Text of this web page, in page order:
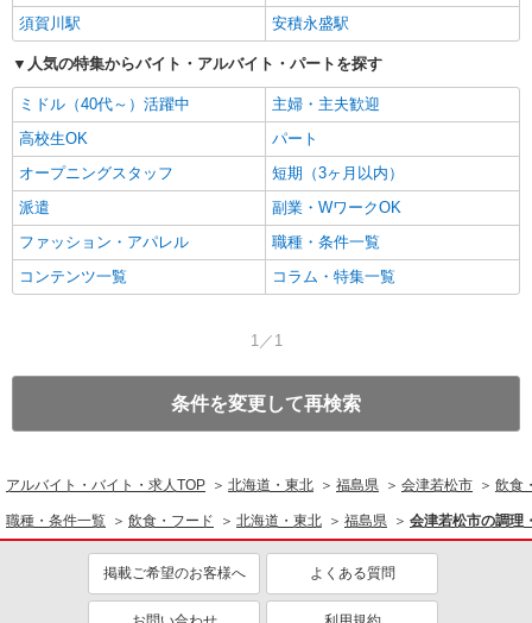
須賀川駅
安積永盛駅
人気の特集からバイト・アルバイト・パートを探す
ミドル（40代～）活躍中
主婦・主夫歓迎
高校生OK
パート
オープニングスタッフ
短期（3ヶ月以内）
派遣
副業・WワークOK
ファッション・アパレル
職種・条件一覧
コンテンツ一覧
コラム・特集一覧
1／1
条件を変更して再検索
アルバイト・バイト・求人TOP 北海道・東北 福島県 会津若松市 飲食
職種・条件一覧 飲食・フード 北海道・東北 福島県 会津若松市の調理
掲載ご希望のお客様へ よくある質問